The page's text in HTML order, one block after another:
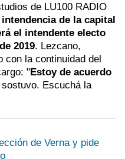
de LU100 RADIO
de la capital
el intendente electo
2019. Lezcano,
con la continuidad del
"Estoy de acuerdo
Escuchá la